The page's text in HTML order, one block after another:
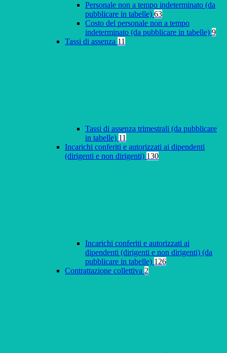
Personale non a tempo indeterminato (da
pubblicare in tabelle) 63
Costo del personale non a tempo
indeterminato (da pubblicare in tabelle) 9
Tassi di assenza 11
Tassi di assenza trimestrali (da pubblicare
in tabelle) 11
Incarichi conferiti e autorizzati ai dipendenti
(dirigenti e non dirigenti) 130
Incarichi conferiti e autorizzati ai
dipendenti (dirigenti e non dirigenti) (da
pubblicare in tabelle) 126
Contrattazione collettiva 2